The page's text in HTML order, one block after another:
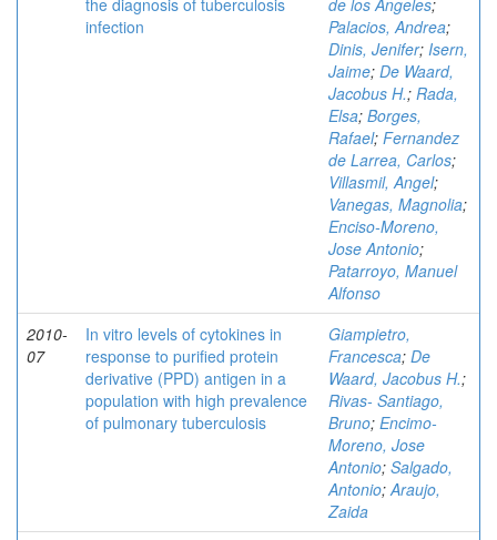
the diagnosis of tuberculosis
infection
de los Angeles;
Palacios, Andrea;
Dinis, Jenifer; Isern,
Jaime; De Waard,
Jacobus H.; Rada,
Elsa; Borges,
Rafael; Fernandez
de Larrea, Carlos;
Villasmil, Angel;
Vanegas, Magnolia;
Enciso-Moreno,
Jose Antonio;
Patarroyo, Manuel
Alfonso
2010-
07
In vitro levels of cytokines in
response to purified protein
derivative (PPD) antigen in a
population with high prevalence
of pulmonary tuberculosis
Giampietro,
Francesca; De
Waard, Jacobus H.;
Rivas- Santiago,
Bruno; Encimo-
Moreno, Jose
Antonio; Salgado,
Antonio;Araujo,
Zaida